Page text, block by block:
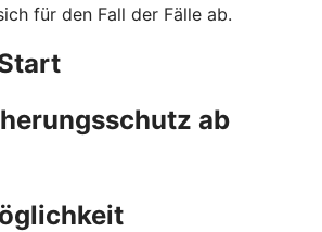
für den Fall der Fälle ab.
ab